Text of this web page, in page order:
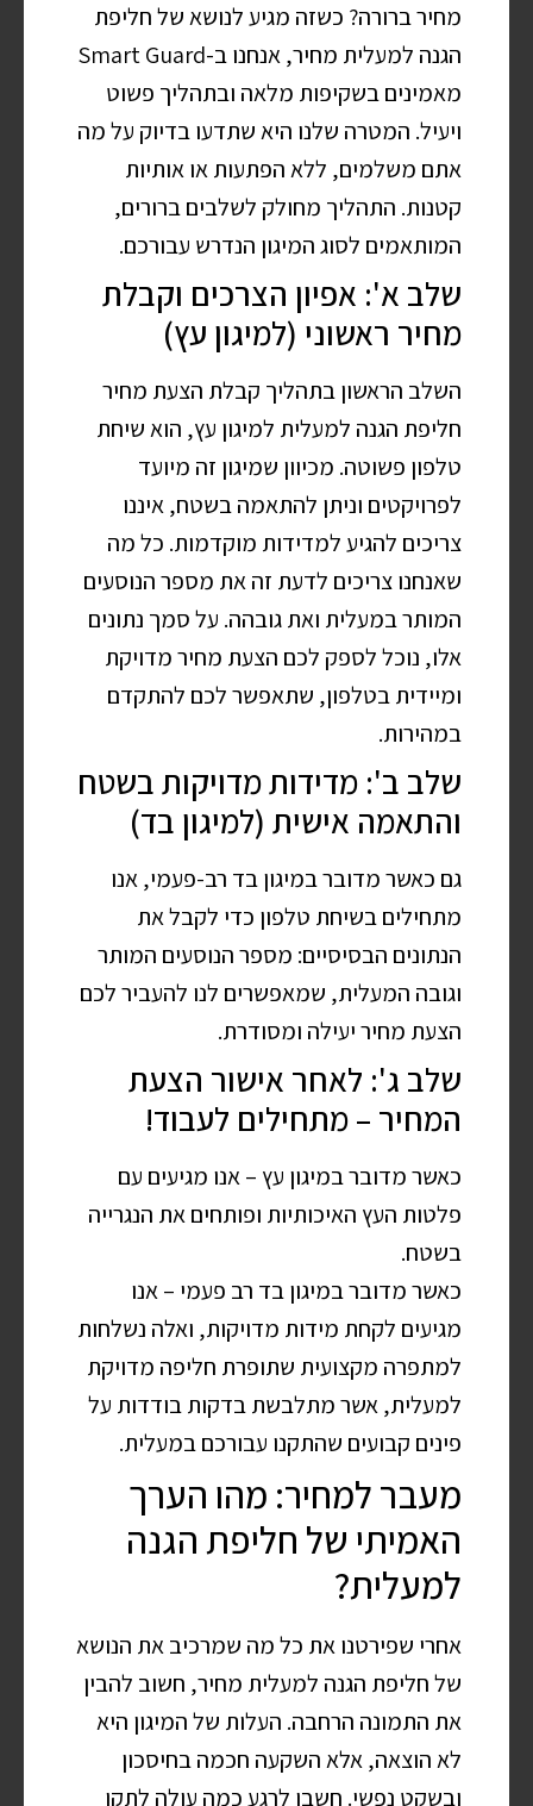
מחיר ברורה? כשזה מגיע לנושא של חליפת
הגנה למעלית מחיר, אנחנו ב-Smart Guard
מאמינים בשקיפות מלאה ובתהליך פשוט
ויעיל. המטרה שלנו היא שתדעו בדיוק על מה
אתם משלמים, ללא הפתעות או אותיות
קטנות. התהליך מחולק לשלבים ברורים,
המותאמים לסוג המיגון הנדרש עבורכם.
שלב א': אפיון הצרכים וקבלת
מחיר ראשוני (למיגון עץ)
השלב הראשון בתהליך קבלת הצעת מחיר
חליפת הגנה למעלית למיגון עץ, הוא שיחת
טלפון פשוטה. מכיוון שמיגון זה מיועד
לפרויקטים וניתן להתאמה בשטח, איננו
צריכים להגיע למדידות מוקדמות. כל מה
שאנחנו צריכים לדעת זה את מספר הנוסעים
המותר במעלית ואת גובהה. על סמך נתונים
אלו, נוכל לספק לכם הצעת מחיר מדויקת
ומיידית בטלפון, שתאפשר לכם להתקדם
במהירות.
שלב ב': מדידות מדויקות בשטח
והתאמה אישית (למיגון בד)
גם כאשר מדובר במיגון בד רב-פעמי, אנו
מתחילים בשיחת טלפון כדי לקבל את
הנתונים הבסיסיים: מספר הנוסעים המותר
וגובה המעלית, שמאפשרים לנו להעביר לכם
הצעת מחיר יעילה ומסודרת.
שלב ג': לאחר אישור הצעת
המחיר – מתחילים לעבוד!
כאשר מדובר במיגון עץ – אנו מגיעים עם
פלטות העץ האיכותיות ופותחים את הנגרייה
בשטח.
כאשר מדובר במיגון בד רב פעמי – אנו
מגיעים לקחת מידות מדויקות, ואלה נשלחות
למתפרה מקצועית שתופרת חליפה מדויקת
למעלית, אשר מתלבשת בדקות בודדות על
פינים קבועים שהתקנו עבורכם במעלית.
מעבר למחיר: מהו הערך
האמיתי של חליפת הגנה
למעלית?
אחרי שפירטנו את כל מה שמרכיב את הנושא
של חליפת הגנה למעלית מחיר, חשוב להבין
את התמונה הרחבה. העלות של המיגון היא
לא הוצאה, אלא השקעה חכמה בחיסכון
ובשקט נפשי. חשבו לרגע כמה עולה לתקן